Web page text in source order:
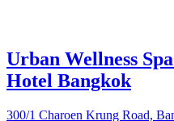
Urban Wellness
Hotel Bangkok
300/1 Charoen Krung Road,